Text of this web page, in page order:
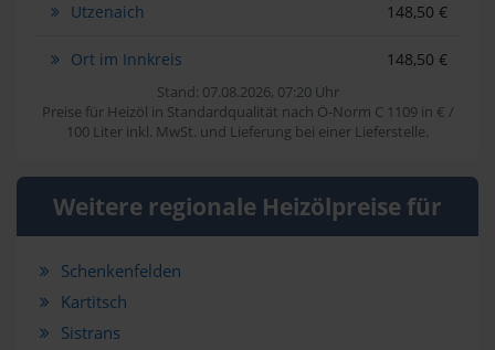
Utzenaich 148,50 €
Ort im Innkreis 148,50 €
Stand: 07.08.2026, 07:20 Uhr
Preise für Heizöl in Standardqualität nach Ö-Norm C 1109 in € /
100 Liter inkl. MwSt. und Lieferung bei einer Lieferstelle.
Weitere regionale Heizölpreise für
Schenkenfelden
Kartitsch
Sistrans